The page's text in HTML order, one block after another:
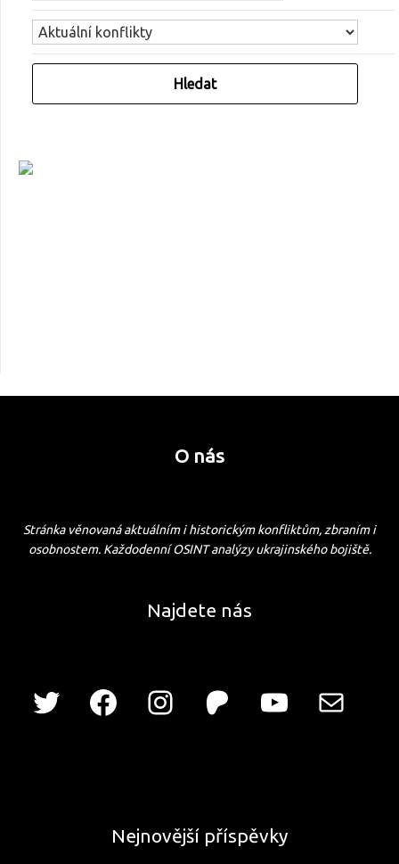
O nás
Stránka věnovaná aktuálním i historickým konfliktům, zbraním i
osobnostem. Každodenní OSINT analýzy ukrajinského bojiště.
Najdete nás
Nejnovější příspěvky